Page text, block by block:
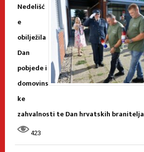
Nedelišć
e
obilježila
Dan
pobjede i
domovins
ke
zahvalnosti te Dan hrvatskih branitelja
423